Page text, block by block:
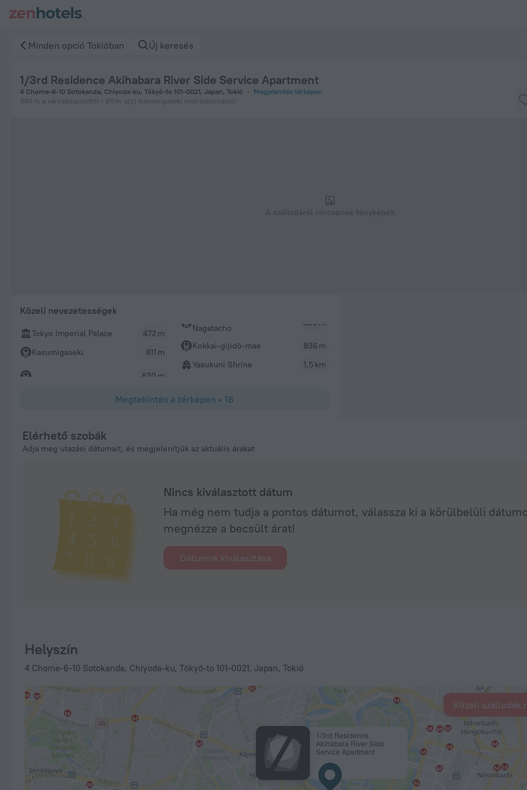
Minden opció Tokióban Új keresés
1/3rd Residence Akihabara River Side Service Apartment
4 Chome-6-10 Sotokanda, Chiyoda-ku, Tōkyō-to 101-0021, Japan, Tokió
Megjelenítés térképen
394 m
a városközponttól 811 m a(z) Kasumigaseki metróállomástól
Közeli nevezetességek
Tokyo Imperial Palace
472 m
Kasumigaseki
811 m
Nagatacho
830 m
Kokkai-gijidō-mae
836 m
Yasukuni Shrine
1,5 km
Megtekintés a térképen •16
Elérhető szobák
Adja meg utazási dátumait, és megjelenítjük az aktuális árakat
Nincs kiválasztott dátum
Ha még nem tudja a pontos dátumot, válassza ki a körülbelüli
megnézze a becsült árat!
Dátumok kiválasztása
Helyszín
4 Chome-6-10 Sotokanda, Chiyoda-ku, Tōkyō-to 101-0021, Japan, Tokió
1/3rd Residence
Akihabara River Side
Service Apartment
Közeli szállodák
1/3rd Residence Akihabara River Side Service Apartment Tokióban – Foglaljon most a következőn: ZenHotels.com